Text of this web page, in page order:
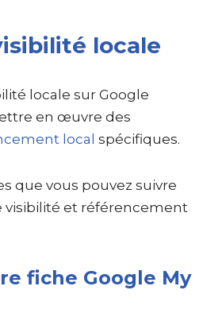
locale
locale sur Google
en œuvre des
local spécifiques.
que vous pouvez suivre
visibilité et référencement
fiche Google My